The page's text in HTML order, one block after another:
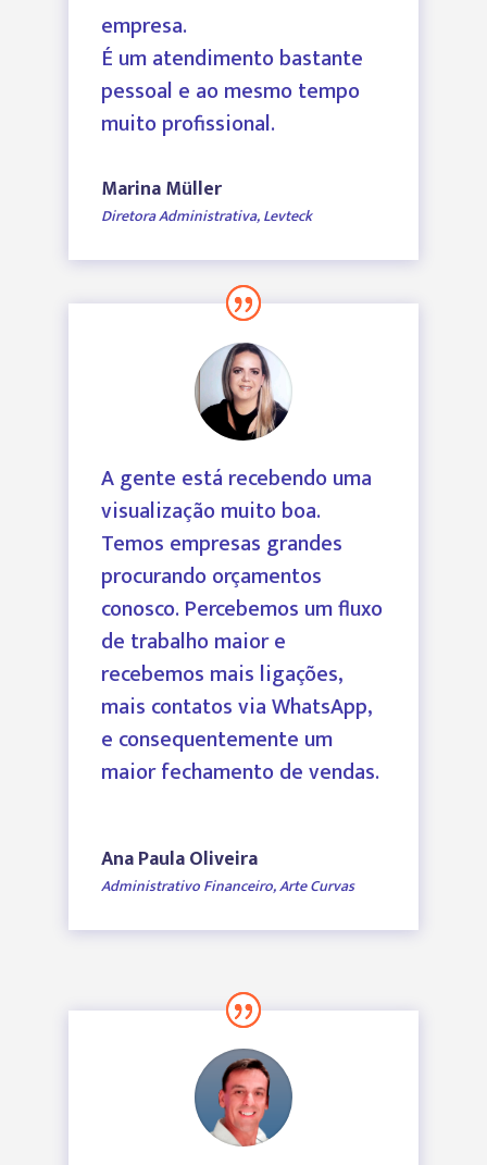
empresa.
É um atendimento bastante
pessoal e ao mesmo tempo
muito profissional.
Marina Müller
Diretora Administrativa,Levteck
A gente está recebendo uma
visualização muito boa.
Temos empresas grandes
procurando orçamentos
conosco. Percebemos um fluxo
de trabalho maior e
recebemos mais ligações,
mais contatos via WhatsApp,
e consequentemente um
maior fechamento de vendas.
Ana Paula Oliveira
Administrativo Financeiro,Arte Curvas